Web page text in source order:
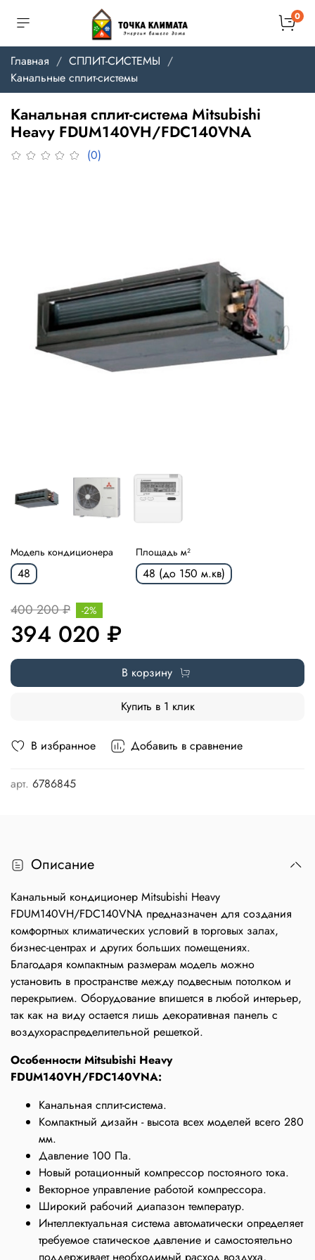
0
Главная
СПЛИТ-СИСТЕМЫ
Канальные сплит-системы
Канальная сплит-система Mitsubishi
Heavy FDUM140VH/FDC140VNA
(0)
В избранное Добавить в сравнение
арт. 6786845
Модель кондиционера
48
Площадь м²
48 (до 150 м.кв)
400 200 ₽
394 020 ₽
-2%
В корзину
Купить в 1 клик
Описание
Канальный кондиционер Mitsubishi Heavy
FDUM140VH/FDC140VNA предназначен для создания
комфортных климатических условий в торговых залах,
бизнес-центрах и других больших помещениях.
Благодаря компактным размерам модель можно
установить в пространстве между подвесным потолком и
перекрытием. Оборудование впишется в любой интерьер,
так как на виду остается лишь декоративная панель с
воздухораспределительной решеткой.
Особенности Mitsubishi Heavy
FDUM140VH/FDC140VNA:
Канальная сплит-система.
Компактный дизайн - высота всех моделей всего 280
мм.
Давление 100 Па.
Новый ротационный компрессор постояного тока.
Векторное управление работой компрессора.
Широкий рабочий диапазон температур.
Интеллектуальная система автоматически определяет
требуемое статическое давление и самостоятельно